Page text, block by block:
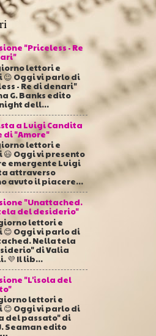
"Priceless - Re
lettori e
Oggi vi parlo di
- Re di denari"
G. Banks edito
dell...
a Luigi Candita
di "Amore"
lettori e
Oggi vi presento
emergente Luigi
attraverso
avuto il piacere...
"Unattached.
del desiderio"
lettori e
Oggi vi parlo di
Nella tela
di Valia
💜 Il lib...
"L'isola del
lettori e
Oggi vi parlo di
del passato" di
Seaman edito